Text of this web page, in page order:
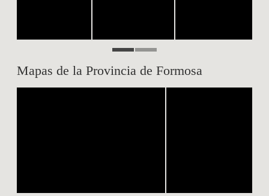
Mapas de la Provincia de Formosa